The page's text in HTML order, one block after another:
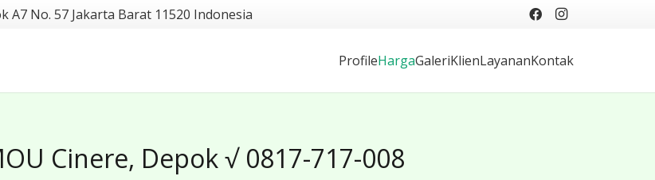
A7 No. 57 Jakarta Barat 11520 Indonesia
ProfileHargaGaleriKlienLayananKontak
Cinere, Depok √ 0817-717-008